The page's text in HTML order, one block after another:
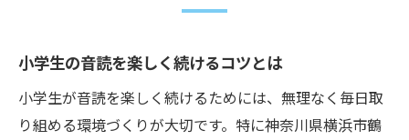
小学生の音読を楽しく続けるコツとは
小学生が音読を楽しく続けるためには、無理なく毎日取
り組める環境づくりが大切です。特に神奈川県横浜市鶴